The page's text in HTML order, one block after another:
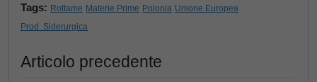
Tags: Rottame Materie Prime Polonia Unione Europea
Prod. Siderurgica
Articolo precedente